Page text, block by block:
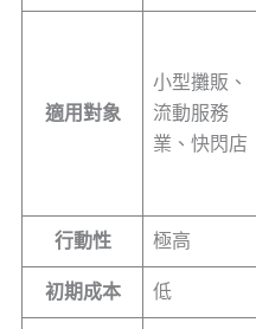
適用對象
小型攤販、
流動服務
業、快閃店
行動性 極高
初期成本 低